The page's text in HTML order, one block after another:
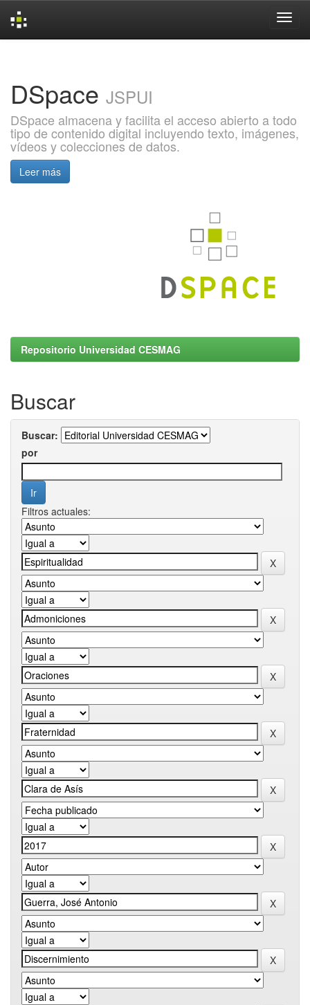
DSpace JSPUI
DSpace almacena y facilita el acceso abierto a todo
tipo de contenido digital incluyendo texto, imágenes,
vídeos y colecciones de datos.
Leer más
Repositorio Universidad CESMAG
Buscar
Buscar:
por
Filtros actuales: